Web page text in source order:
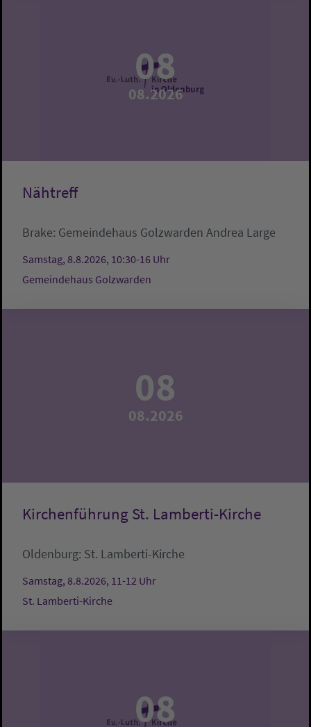
08
08.2026
Nähtreff
Brake: Gemeindehaus Golzwarden Andrea Large
Samstag, 8.8.2026, 10:30-16 Uhr
Gemeindehaus Golzwarden
08
08.2026
Kirchenführung St. Lamberti-Kirche
Oldenburg: St. Lamberti-Kirche
Samstag, 8.8.2026, 11-12 Uhr
St. Lamberti-Kirche
08